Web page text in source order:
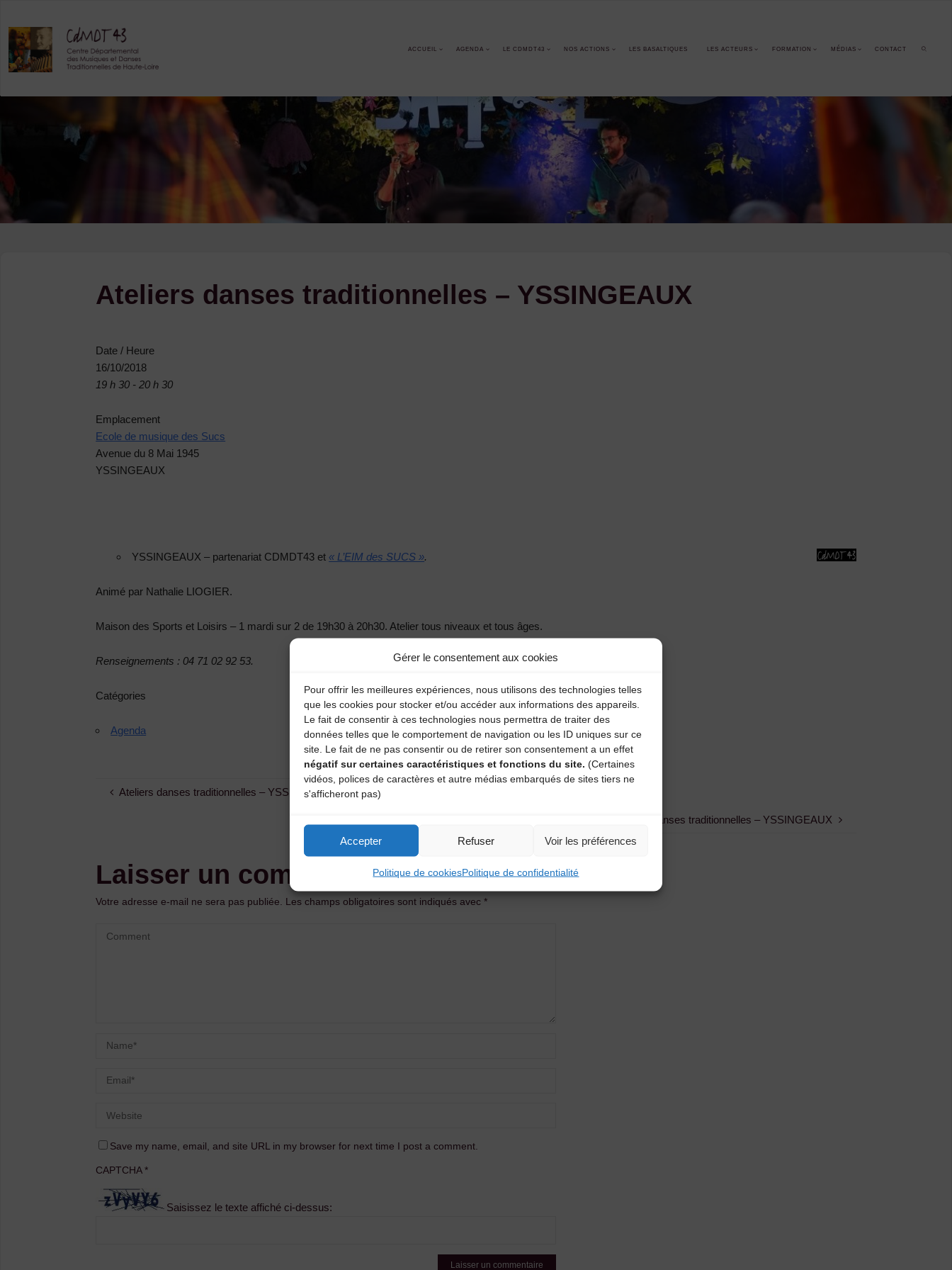
Gérer le consentement aux cookies
Pour offrir les meilleures expériences, nous utilisons des technologies telles
que les cookies pour stocker et/ou accéder aux informations des appareils.
Le fait de consentir à ces technologies nous permettra de traiter des
données telles que le comportement de navigation ou les ID uniques sur ce
site. Le fait de ne pas consentir ou de retirer son consentement a un effet
négatif sur certaines caractéristiques et fonctions du site. (Certaines
vidéos, polices de caractères et autre médias embarqués de sites tiers ne
s'afficheront pas)
Accepter Refuser Voir les préférences
Politique de cookiesPolitique de confidentialité
content
ACCUEIL AGENDA LE CDMDT43 NOS ACTIONS LES BASALTIQUES LES ACTEURS FORMATION MÉDIAS CONTACT
Ateliers danses traditionnelles – YSSINGEAUX
Date / Heure
16/10/2018
19 h 30 - 20 h 30
Emplacement
Ecole de musique des Sucs
Avenue du 8 Mai 1945
YSSINGEAUX
YSSINGEAUX – partenariat CDMDT43 et « L’EIM des SUCS ».
Animé par Nathalie LIOGIER.
Maison des Sports et Loisirs – 1 mardi sur 2 de 19h30 à 20h30. Atelier tous niveaux et tous âges.
Renseignements : 04 71 02 92 53.
Catégories
Agenda
Ateliers danses traditionnelles – YSSINGEAUX
Ateliers danses traditionnelles – YSSINGEAUX
Laisser un commentaire
Votre adresse e-mail ne sera pas publiée. Les champs obligatoires sont indiqués avec*
Save my name, email, and site URL in my browser for next time I post a comment.
CAPTCHA*
Saisissez le texte affiché ci-dessus: